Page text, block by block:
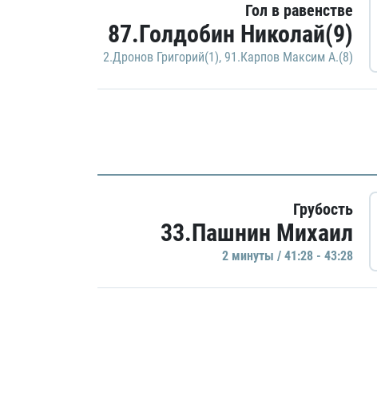
Гол в равенстве
87.Голдобин Николай(9)
2.Дронов Григорий(1), 91.Карпов Максим А.(8)
Грубость
33.Пашнин Михаил
2 минуты / 41:28 - 43:28